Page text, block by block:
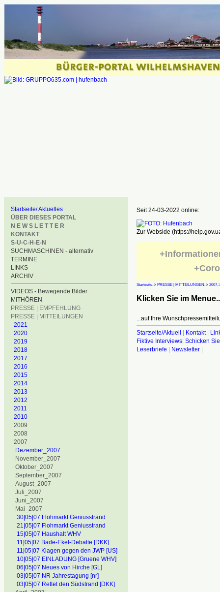
Startseite/ Aktuelles
ÜBER DIESES PORTAL
N E W S L E T T E R
KONTAKT
S-U-C-H-E-N
SUCHMASCHINEN - alternativ
TERMINE
LINKS
ARCHIV
VIDEOS - Bewegende Bilder
MITHÖREN
PRESSE | EMPFEHLUNG
PRESSE | MITTEILUNGEN
2021
2020
2019
2018
2017
2016
2015
2014
2013
2012
2011
2010
2009
2008
2007
Dezember_2007
November_2007
Oktober_2007
September_2007
August_2007
Juli_2007
Juni_2007
Mai_2007
30|05|07 Flohmarkt Geniusstrand
21|05|07 Flohmarkt Geniusstrand
15|05|07 Haushalt WHV
11|05|07 Bade-Ekel-Debatte [DKK]
11|05|07 Klagen gegen den JWP [US]
10|05|07 EINLADUNG [Gruene WHV]
06|05|07 Neues von Hirche [GL]
03|05|07 NR Jahrestagung [nr]
03|05|07 Rettet den Südstrand [DKK]
Seit 24-03-2022 online:
Zur Webside (https://
Startseite-> PRESSE | MITTEILUNGEN-> 2007-
Klicken Sie im
...auf Ihre
Startseite/Aktuell Kontakt|
Fiktive Interviews| Schicken
Leserbriefe
Newsletter|